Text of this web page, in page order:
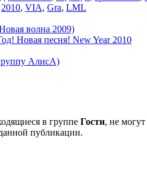
2010, VIA, Gra, LML
волна 2009)
Новая песня! New Year 2010
АлисА)
в группе Гости, не могут
публикации.